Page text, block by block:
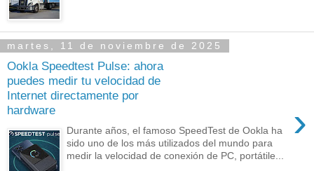
martes, 11 de noviembre de 2025
Ookla Speedtest Pulse: ahora
puedes medir tu velocidad de
Internet directamente por
hardware
›
Durante años, el famoso SpeedTest de Ookla ha
sido uno de los más utilizados del mundo para
medir la velocidad de conexión de PC, portátile...